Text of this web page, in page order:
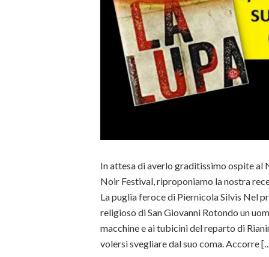
In attesa di averlo graditissimo ospite al
Noir Festival, riproponiamo la nostra
La puglia feroce di Piernicola Silvis Nel
religioso di San Giovanni Rotondo un
macchine e ai tubicini del reparto di
volersi svegliare dal suo coma. Accorre